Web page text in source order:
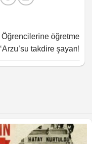
Öğrencilerine öğretme
‘Arzu’su takdire şayan!